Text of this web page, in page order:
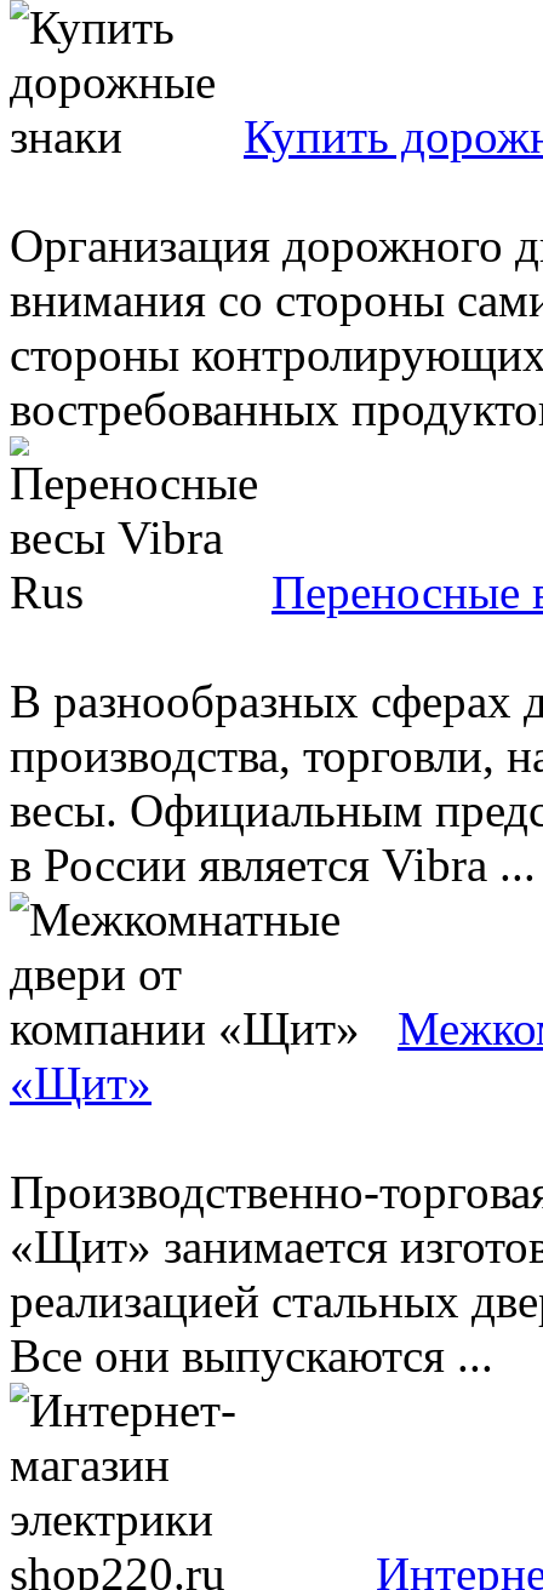
Купить
Организация дорожного
внимания со стороны
стороны
востребованных
Переносные
В разнообразных сферах
производства, торговли,
весы. Официальным
в России является Vibra ...
«Щит»
Производственно-
«Щит» занимается
реализацией стальных
Все они выпускаются ...